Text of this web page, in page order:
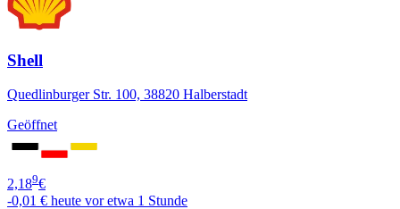
Shell
Quedlinburger Str. 100, 38820 Halberstadt
Geöffnet
2,189€
-0,01 € heute vor etwa 1 Stunde